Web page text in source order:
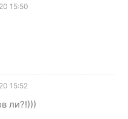
15:50
15:52
ли?!)))